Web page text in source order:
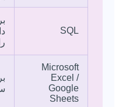
SQL
Microsoft
Excel /
Google
Sheets